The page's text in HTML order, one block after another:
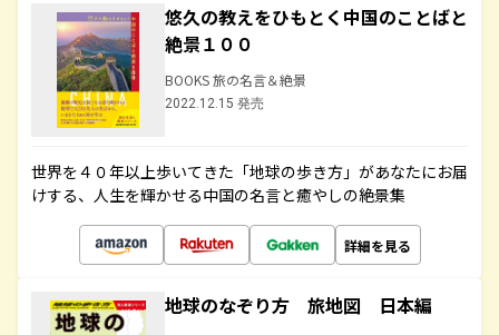
悠久の教えをひもとく中国のことばと
絶景１００
BOOKS 旅の名言＆絶景
2022.12.15 発売
世界を４０年以上歩いてきた「地球の歩き方」があなたにお届
けする、人生を輝かせる中国の名言と癒やしの絶景集
詳細を見る
地球のなぞり方 旅地図 日本編